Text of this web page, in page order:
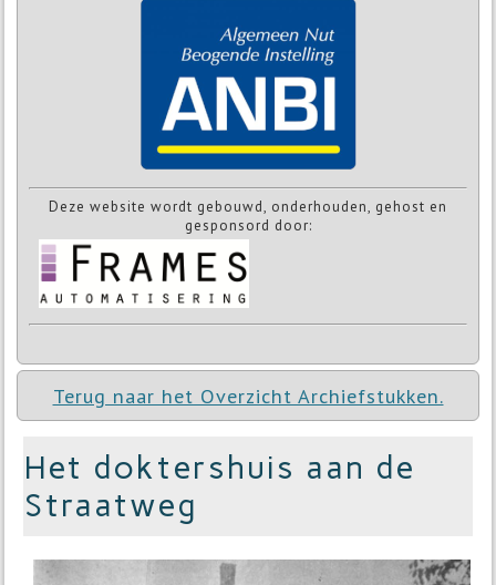
Deze website wordt gebouwd, onderhouden, gehost en
gesponsord door:
Terug naar het Overzicht Archiefstukken.
Het doktershuis aan de
Straatweg